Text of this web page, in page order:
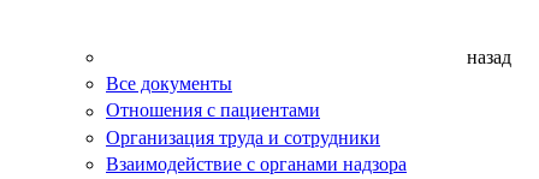
назад
Все документы
Отношения с пациентами
Организация труда и сотрудники
Взаимодействие с органами надзора